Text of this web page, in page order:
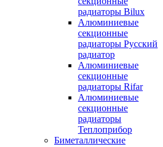
радиаторы Bilux
Алюминиевые
секционные
радиаторы Русский
радиатор
Алюминиевые
секционные
радиаторы Rifar
Алюминиевые
секционные
радиаторы
Теплоприбор
Биметаллические